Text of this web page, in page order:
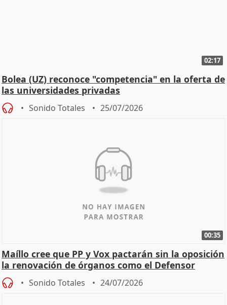
02:17
Bolea (UZ) reconoce "competencia" en la oferta de
las universidades privadas
Sonido Totales 25/07/2026
00:35
Maíllo cree que PP y Vox pactarán sin la oposición
la renovación de órganos como el Defensor
Sonido Totales 24/07/2026